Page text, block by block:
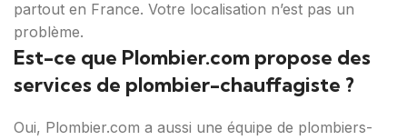
partout en France. Votre localisation n’est pas un
problème.
Est-ce que Plombier.com propose des
services de plombier-chauffagiste ?
Oui, Plombier.com a aussi une équipe de plombiers-